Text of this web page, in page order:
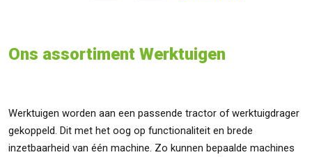
Ons assortiment Werktuigen
Werktuigen worden aan een passende tractor of werktuigdrager
gekoppeld. Dit met het oog op functionaliteit en brede
inzetbaarheid van één machine. Zo kunnen bepaalde machines